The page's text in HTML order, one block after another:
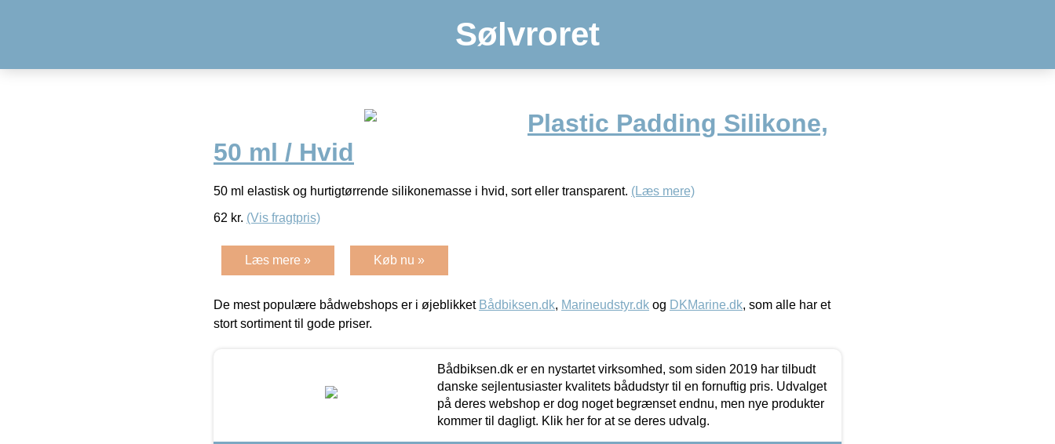
Sølvroret
Plastic Padding Silikone,
50 ml / Hvid
50 ml elastisk og hurtigtørrende silikonemasse i hvid, sort eller transparent. (Læs mere)
62 kr. (Vis fragtpris)
Læs mere » Køb nu »
De mest populære bådwebshops er i øjeblikket Bådbiksen.dk, Marineudstyr.dk og DKMarine.dk, som alle har et
stort sortiment til gode priser.
Bådbiksen.dk er en nystartet virksomhed, som siden 2019 har tilbudt
danske sejlentusiaster kvalitets bådudstyr til en fornuftig pris. Udvalget
på deres webshop er dog noget begrænset endnu, men nye produkter
kommer til dagligt. Klik her for at se deres udvalg.